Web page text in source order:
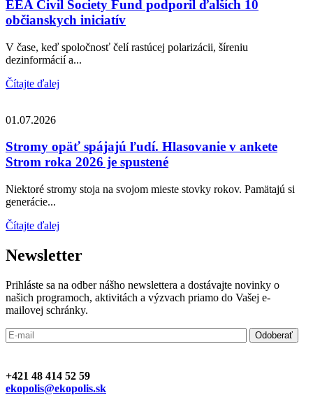
EEA Civil Society Fund podporil ďalších 10
občianskych iniciatív
V čase, keď spoločnosť čelí rastúcej polarizácii, šíreniu
dezinformácií a...
Čítajte ďalej
01.07.2026
Stromy opäť spájajú ľudí. Hlasovanie v ankete
Strom roka 2026 je spustené
Niektoré stromy stoja na svojom mieste stovky rokov. Pamätajú si
generácie...
Čítajte ďalej
Newsletter
Prihláste sa na odber nášho newslettera a dostávajte novinky o
našich programoch, aktivitách a výzvach priamo do Vašej e-
mailovej schránky.
+421 48 414 52 59
ekopolis@ekopolis.sk